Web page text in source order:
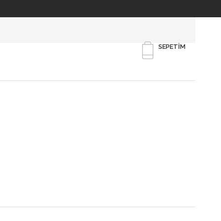
SEPETIM